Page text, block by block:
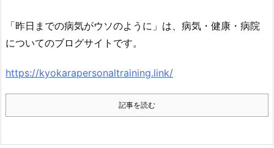
「昨日までの病気がウソのように」は、病気・健康・病院
についてのブログサイトです。
https://kyokarapersonaltraining.link/
記事を読む